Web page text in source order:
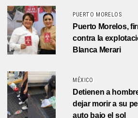
PUERTO MORELOS
Puerto Morelos,
contra la
Blanca Merari
MÉXICO
Detienen a
dejar morir a su
auto bajo el sol